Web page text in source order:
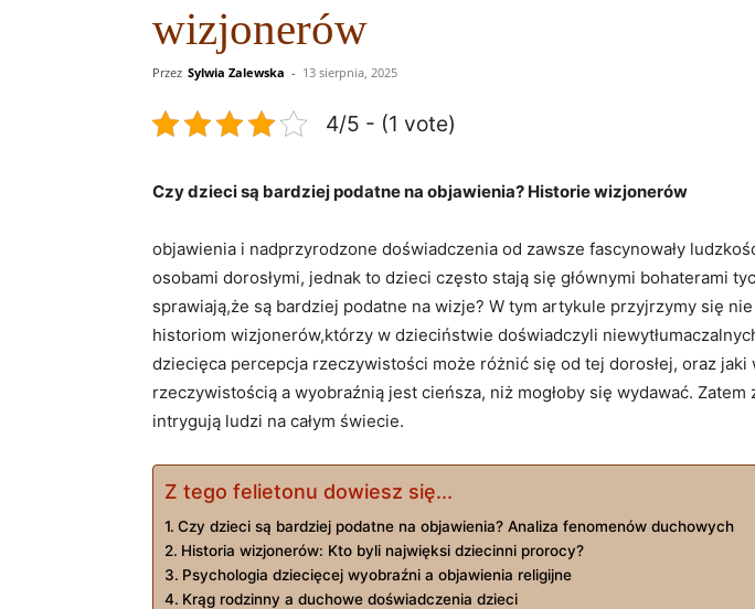
wizjonerów
Przez Sylwia Zalewska - 13 sierpnia, 2025
4/5 - (1 vote)
Czy dzieci‍ są​ bardziej podatne na objawienia? Historie wizjonerów
objawienia i nadprzyrodzone doświadczenia od zawsze fascynowały
osobami dorosłymi, jednak to dzieci często stają się głównymi bohaterami
sprawiają,że są bardziej​ podatne na wizje? W tym artykule przyjrzymy się
historiom‌ wizjonerów,którzy‍ w dzieciństwie doświadczyli
dziecięca percepcja ⁤rzeczywistości ⁤może różnić⁣ się od tej dorosłej, oraz
rzeczywistością a wyobraźnią jest cieńsza, niż ⁢mogłoby się‌ wydawać.
⁤intrygują ludzi na ‌całym ⁣świecie.
Z tego felietonu dowiesz się...
Czy dzieci są bardziej podatne na objawienia? Analiza fenomenów​ duchowych
Historia ‌wizjonerów: ⁣Kto⁣ byli najwięksi dziecinni⁣ prorocy?
Psychologia ‌dziecięcej wyobraźni ‌a​ objawienia religijne
Krąg⁢ rodzinny a duchowe ‍doświadczenia⁢ dzieci